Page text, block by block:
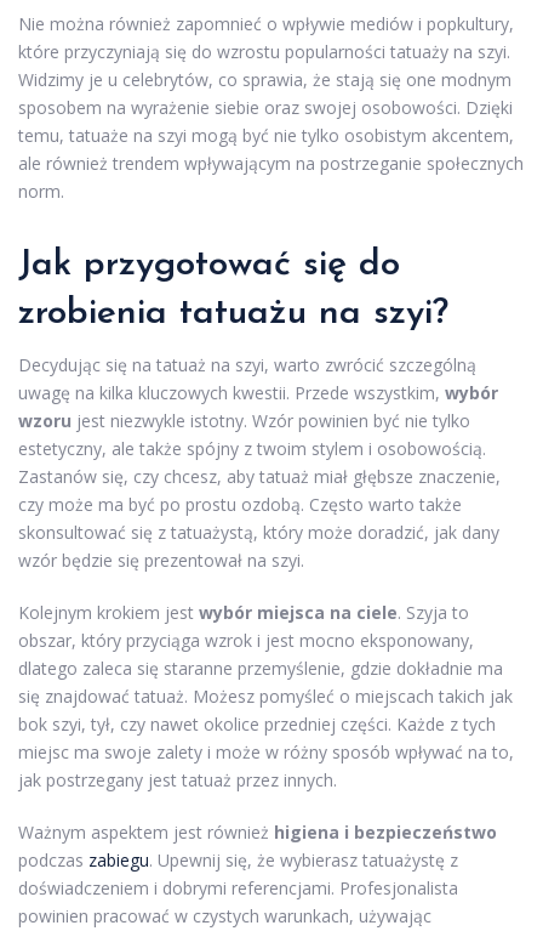
Nie można również zapomnieć o wpływie mediów i popkultury,
które przyczyniają się do wzrostu popularności tatuaży na szyi.
Widzimy je u celebrytów, co sprawia, że stają się one modnym
sposobem na wyrażenie siebie oraz swojej osobowości. Dzięki
temu, tatuaże na szyi mogą być nie tylko osobistym akcentem,
ale również trendem wpływającym na postrzeganie społecznych
norm.
Jak przygotować się do
zrobienia tatuażu na szyi?
Decydując się na tatuaż na szyi, warto zwrócić szczególną
uwagę na kilka kluczowych kwestii. Przede wszystkim, wybór
wzoru jest niezwykle istotny. Wzór powinien być nie tylko
estetyczny, ale także spójny z twoim stylem i osobowością.
Zastanów się, czy chcesz, aby tatuaż miał głębsze znaczenie,
czy może ma być po prostu ozdobą. Często warto także
skonsultować się z tatuażystą, który może doradzić, jak dany
wzór będzie się prezentował na szyi.
Kolejnym krokiem jest wybór miejsca na ciele. Szyja to
obszar, który przyciąga wzrok i jest mocno eksponowany,
dlatego zaleca się staranne przemyślenie, gdzie dokładnie ma
się znajdować tatuaż. Możesz pomyśleć o miejscach takich jak
bok szyi, tył, czy nawet okolice przedniej części. Każde z tych
miejsc ma swoje zalety i może w różny sposób wpływać na to,
jak postrzegany jest tatuaż przez innych.
Ważnym aspektem jest również higiena i bezpieczeństwo
podczas zabiegu. Upewnij się, że wybierasz tatuażystę z
doświadczeniem i dobrymi referencjami. Profesjonalista
powinien pracować w czystych warunkach, używając